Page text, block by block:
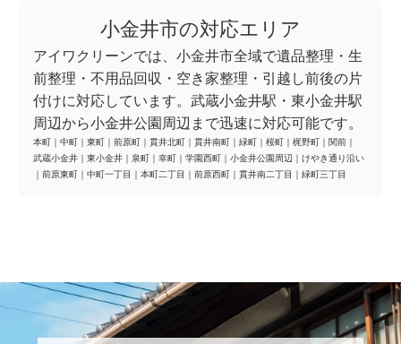
小金井市の対応エリア
アイワクリーンでは、小金井市全域で遺品整理・生
前整理・不用品回収・空き家整理・引越し前後の片
付けに対応しています。武蔵小金井駅・東小金井駅
周辺から小金井公園周辺まで迅速に対応可能です。
本町 ｜ 中町 ｜ 東町 ｜ 前原町 ｜ 貫井北町 ｜ 貫井南町 ｜ 緑町 ｜ 桜町 ｜ 梶野町 ｜ 関前 ｜
武蔵小金井 ｜ 東小金井 ｜ 泉町 ｜ 幸町 ｜ 学園西町 ｜ 小金井公園周辺 ｜ けやき通り沿い
｜ 前原東町 ｜ 中町一丁目 ｜ 本町二丁目 ｜ 前原西町 ｜ 貫井南二丁目 ｜ 緑町三丁目